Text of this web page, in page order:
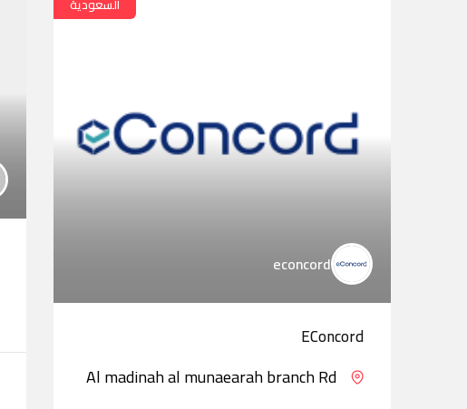
السعودية
econcord
EConcord
Al madinah al munaearah branch Rd